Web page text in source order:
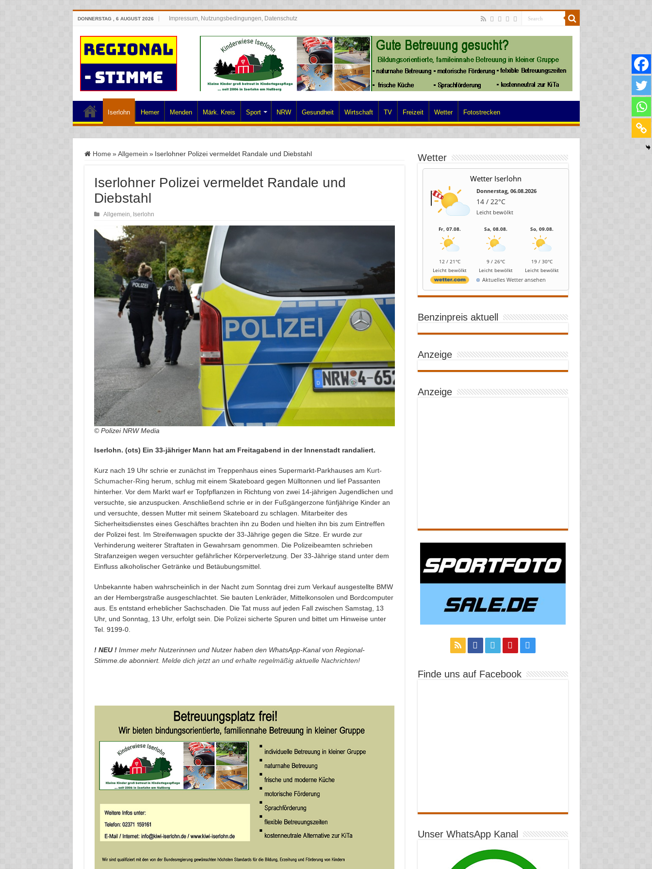
DONNERSTAG , 6 AUGUST 2026 Impressum, Nutzungsbedingungen, Datenschutz
Iserlohn Hemer Menden Märk. Kreis Sport NRW Gesundheit Wirtschaft TV Freizeit Wetter Fotostrecken
Home » Allgemein » Iserlohner Polizei vermeldet Randale und Diebstahl
Iserlohner Polizei vermeldet Randale und
Diebstahl
Allgemein, Iserlohn
© Polizei NRW Media
Iserlohn. (ots) Ein 33-jähriger Mann hat am Freitagabend in der Innenstadt randaliert.
Kurz nach 19 Uhr schrie er zunächst im Treppenhaus eines Supermarkt-Parkhauses am Kurt-
Schumacher-Ring herum, schlug mit einem Skateboard gegen Mülltonnen und lief Passanten
hinterher. Vor dem Markt warf er Topfpflanzen in Richtung von zwei 14-jährigen Jugendlichen und
versuchte, sie anzuspucken. Anschließend schrie er in der Fußgängerzone fünfjährige Kinder an
und versuchte, dessen Mutter mit seinem Skateboard zu schlagen. Mitarbeiter des
Sicherheitsdienstes eines Geschäftes brachten ihn zu Boden und hielten ihn bis zum Eintreffen
der Polizei fest. Im Streifenwagen spuckte der 33-Jährige gegen die Sitze. Er wurde zur
Verhinderung weiterer Straftaten in Gewahrsam genommen. Die Polizeibeamten schrieben
Strafanzeigen wegen versuchter gefährlicher Körperverletzung. Der 33-Jährige stand unter dem
Einfluss alkoholischer Getränke und Betäubungsmittel.
Unbekannte haben wahrscheinlich in der Nacht zum Sonntag drei zum Verkauf ausgestellte BMW
an der Hembergstraße ausgeschlachtet. Sie bauten Lenkräder, Mittelkonsolen und Bordcomputer
aus. Es entstand erheblicher Sachschaden. Die Tat muss auf jeden Fall zwischen Samstag, 13
Uhr, und Sonntag, 13 Uhr, erfolgt sein. Die Polizeisicherte Spuren und bittet um Hinweise unter
Tel. 9199-0.
! NEU !Immer mehr Nutzerinnen und Nutzer haben den WhatsApp-Kanal von Regional-
Stimme.de abonniert. Melde dich jetzt an und erhalte regelmäßig aktuelle Nachrichten!
Wetter
Wetter Iserlohn
Donnerstag, 06.08.2026
14 / 22°C
Leicht bewölkt
Fr, 07.08.
12 / 21°C
Leicht bewölkt
Sa, 08.08.
9 / 26°C
Leicht bewölkt
So, 09.08.
19 / 30°C
Leicht bewölkt
Aktuelles Wetter ansehen
Benzinpreis aktuell
Anzeige
Anzeige
Finde uns auf Facebook
Unser WhatsApp Kanal